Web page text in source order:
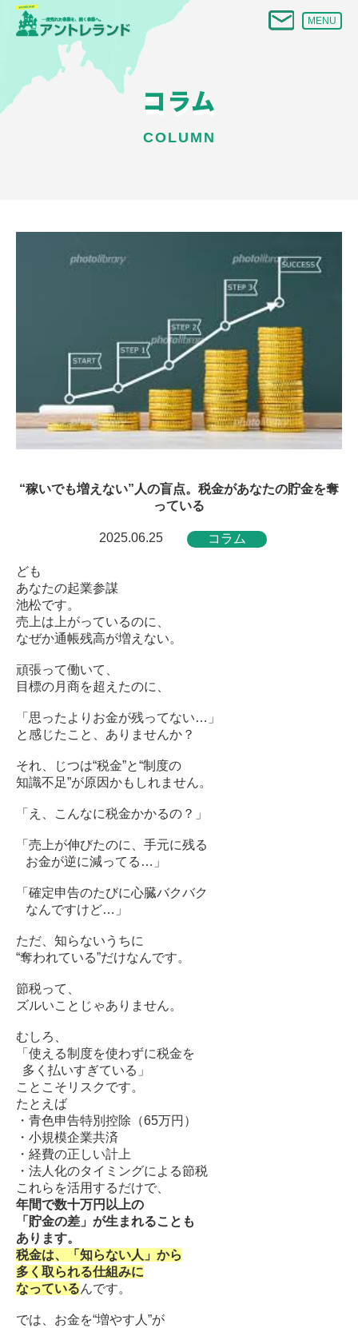
MENU
コラム
COLUMN
“稼いでも増えない”人の盲点。税金があなたの貯金を奪
っている
2025.06.25 コラム
ども
あなたの起業参謀
池松です。
売上は上がっているのに、
なぜか通帳残高が増えない。
頑張って働いて、
目標の月商を超えたのに、
「思ったよりお金が残ってない…」
と感じたこと、ありませんか？
それ、じつは“税金”と“制度の
知識不足”が原因かもしれません。
「え、こんなに税金かかるの？」
「売上が伸びたのに、手元に残る
お金が逆に減ってる…」
「確定申告のたびに心臓バクバク
なんですけど…」
ただ、知らないうちに
“奪われている”だけなんです。
節税って、
ズルいことじゃありません。
むしろ、
「使える制度を使わずに税金を
多く払いすぎている」
ことこそリスクです。
たとえば
・青色申告特別控除（65万円）
・小規模企業共済
・経費の正しい計上
・法人化のタイミングによる節税
これらを活用するだけで、
年間で数十万円以上の
「貯金の差」が生まれることも
あります。
税金は、「知らない人」から
多く取られる仕組みに
なっているんです。
では、お金を“増やす人”が